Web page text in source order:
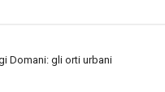
Domani: gli orti urbani